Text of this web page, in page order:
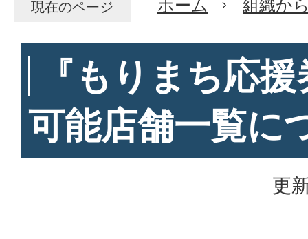
現在のページ ホーム 組織か
『もりまち応
可能店舗一覧に
更